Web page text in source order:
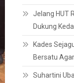
Jelang HUT
Dukung
Kades
Bersatu
Suhartini